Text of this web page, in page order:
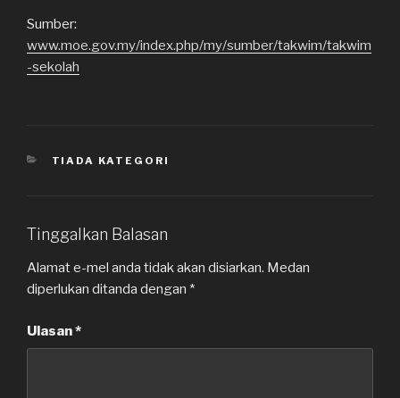
Sumber:
www.moe.gov.my/index.php/my/sumber/takwim/takwim
-sekolah
KATEGORI
TIADA KATEGORI
Tinggalkan Balasan
Alamat e-mel anda tidak akan disiarkan. Medan
diperlukan ditanda dengan *
Ulasan*